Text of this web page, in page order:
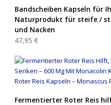
Bandscheiben Kapseln für
Naturprodukt für steife /
und Nacken
47,95 €
Fermentierter Roter Reis